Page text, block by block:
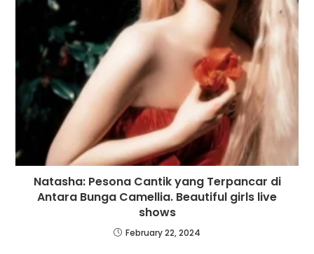
Natasha: Pesona Cantik yang Terpancar di
Antara Bunga Camellia. Beautiful girls live
shows
February 22, 2024